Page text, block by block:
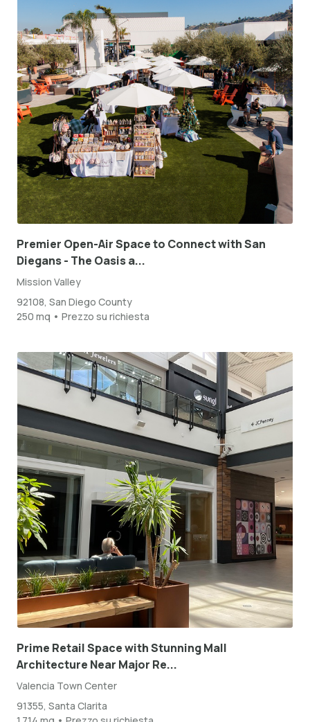
Premier Open-Air Space to Connect with San
Diegans - The Oasis a...
Mission Valley
92108, San Diego County
250 mq • Prezzo su richiesta
Prime Retail Space with Stunning Mall
Architecture Near Major Re...
Valencia Town Center
91355, Santa Clarita